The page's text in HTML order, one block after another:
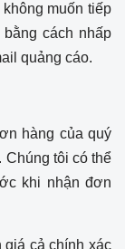
muốn tiếp
cách nhấp
quảng cáo.
hàng của quý
Chúng tôi có thể
khi nhận đơn
giá cả chính xác